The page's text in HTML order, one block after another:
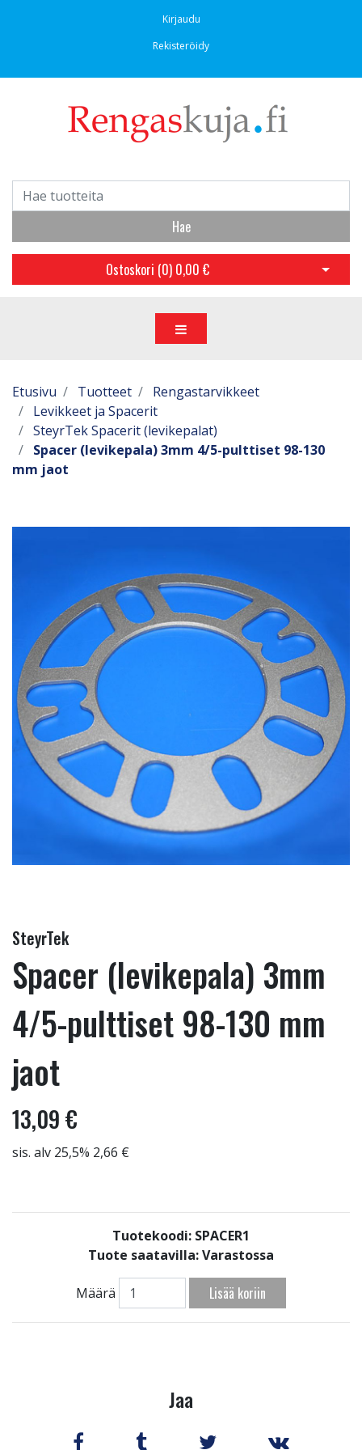
Kirjaudu
Rekisteröidy
Hae
Ostoskori (0) 0,00 € Avaa
Etusivu Tuotteet
Rengastarvikkeet
Levikkeet ja Spacerit
SteyrTek Spacerit (levikepalat)
Spacer (levikepala) 3mm 4/5-pulttiset 98-130
mm jaot
SteyrTek
Spacer (levikepala) 3mm
4/5-pulttiset 98-130 mm
jaot
13,09 €
sis. alv 25,5% 2,66 €
Tuotekoodi: SPACER1
Tuote saatavilla:Varastossa
Määrä Lisää koriin
Jaa